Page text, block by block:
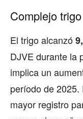
Complejo trigo
El trigo alcanzó
DJVE durante la
implica un
período de
mayor registro